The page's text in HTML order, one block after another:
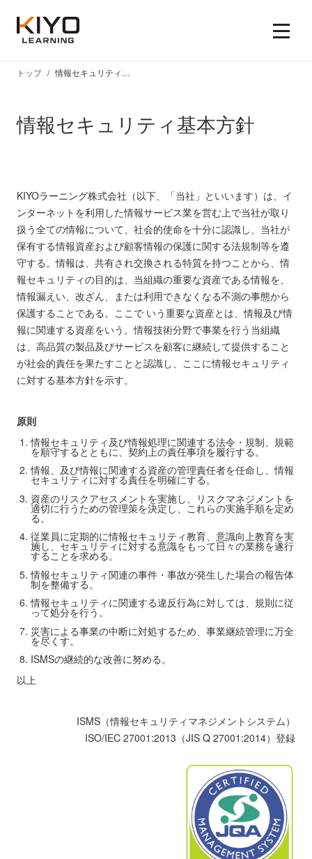
情報セキュリティ基本方針
トップ 情報セキュリティ基本方針
KIYOラーニング株式会社（以下、「当社」といいます）は、イ
ンターネットを利用した情報サービス業を営む上で当社が取り
扱う全ての情報について、社会的使命を十分に認識し、当社が
保有する情報資産および顧客情報の保護に関する法規制等を遵
守する。情報は、共有され交換される特質を持つことから、情
報セキュリティの目的は、当組織の重要な資産である情報を、
情報漏えい、改ざん、または利用できなくなる不測の事態から
保護することである。ここで いう重要な資産とは、情報及び情
報に関連する資産をいう。情報技術分野で事業を行う当組織
は、高品質の製品及びサービスを顧客に継続して提供すること
が社会的責任を果たすことと認識し、ここに情報セキュリティ
に対する基本方針を示す。
原則
情報セキュリティ及び情報処理に関連する法令・規制、規範
を順守するとともに、契約上の責任事項を履行する。
情報、及び情報に関連する資産の管理責任者を任命し、情報
セキュリティに対する責任を明確にする。
資産のリスクアセスメントを実施し、リスクマネジメントを
適切に行うための管理策を決定し、これらの実施手順を定め
る。
従業員に定期的に情報セキュリティ教育、意識向上教育を実
施し、セキュリティに対する意識をもって日々の業務を遂行
することを求める。
情報セキュリティ関連の事件・事故が発生した場合の報告体
制を整備する。
情報セキュリティに関連する違反行為に対しては、規則に従
って処分を行う。
災害による事業の中断に対処するため、事業継続管理に万全
を尽くす。
ISMSの継続的な改善に努める。
以上
ISMS（情報セキュリティマネジメントシステム）
ISO/IEC 27001:2013（JIS Q 27001:2014）登録